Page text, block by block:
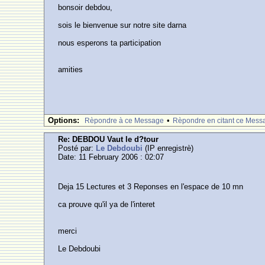
bonsoir debdou,
sois le bienvenue sur notre site darna
nous esperons ta participation
amities
Options: Rèpondre à ce Message • Rèpondre en citant ce
Re: DEBDOU Vaut le d?tour
Posté par: Le Debdoubi (IP enregistrè)
Date: 11 February 2006 : 02:07
Deja 15 Lectures et 3 Reponses en l'espace de 10 mn
ca prouve qu'il ya de l'interet
merci
Le Debdoubi